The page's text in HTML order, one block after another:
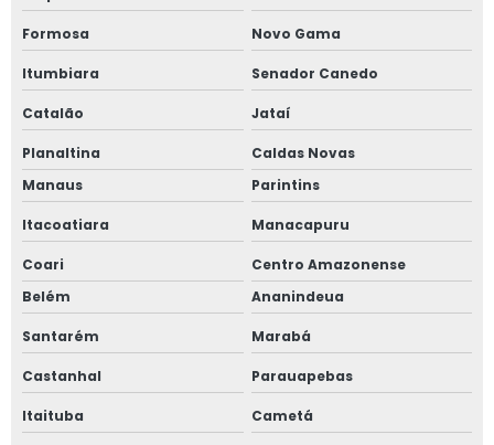
Formosa Novo Gama
Itumbiara Senador Canedo
Catalão Jataí
Planaltina
Caldas Novas
Manaus
Parintins
Itacoatiara Manacapuru
Coari
Centro Amazonense
Belém
Ananindeua
Santarém Marabá
Castanhal Parauapebas
Itaituba Cametá